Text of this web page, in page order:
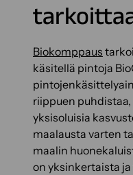
Biokomppaus
käsitellä pintoja
riippuen
yksisoluisia
maalausta varten
maalin
on yksinkertaista